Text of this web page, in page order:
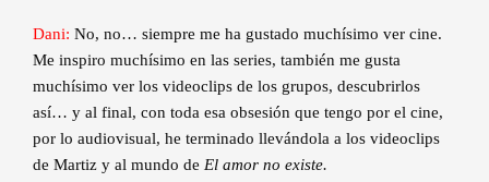
Dani: No, no… siempre me ha gustado muchísimo ver cine.
Me inspiro muchísimo en las series, también me gusta
muchísimo ver los videoclips de los grupos, descubrirlos
así… y al final, con toda esa obsesión que tengo por el cine,
por lo audiovisual, he terminado llevándola a los videoclips
de Martiz y al mundo de El amor no existe.